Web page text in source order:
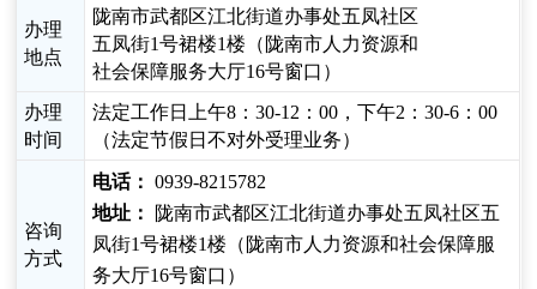
办理
地点
陇南市武都区江北街道办事处五凤社区
五凤街1号裙楼1楼（陇南市人力资源和
社会保障服务大厅16号窗口）
办理
时间
法定工作日上午8：30-12：00，下午2：30-6：00
（法定节假日不对外受理业务）
咨询
方式
电话： 0939-8215782
地址：
陇南市武都区江北街道办事处五凤社区五
凤街1号裙楼1楼（陇南市人力资源和社会保障服
务大厅16号窗口）